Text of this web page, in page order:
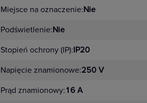
Miejsce na oznaczenie:Nie
Podświetlenie:Nie
Stopień ochrony (IP):IP20
Napięcie znamionowe:250 V
Prąd znamionowy:16 A